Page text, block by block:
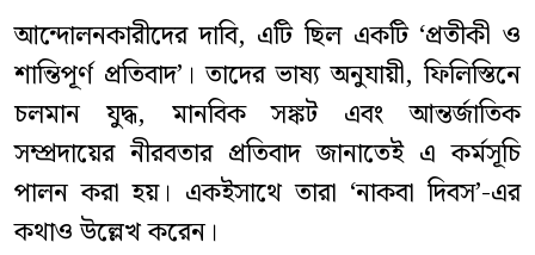
আন্দোলনকারীদের দাবি, এটি ছিল একটি ‘প্রতীকী ও
শান্তিপূর্ণ প্রতিবাদ’। তাদের ভাষ্য অনুযায়ী, ফিলিস্তিনে
চলমান যুদ্ধ, মানবিক সঙ্কট এবং আন্তর্জাতিক
সম্প্রদায়ের নীরবতার প্রতিবাদ জানাতেই এ কর্মসূচি
পালন করা হয়। একইসাথে তারা ‘নাকবা দিবস’-এর
কথাও উল্লেখ করেন।